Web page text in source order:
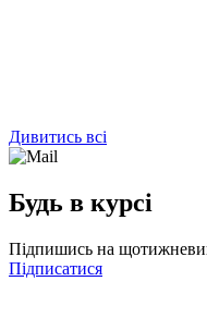
Дивитись всі
Будь в курсі
Підпишись на
Підписатися